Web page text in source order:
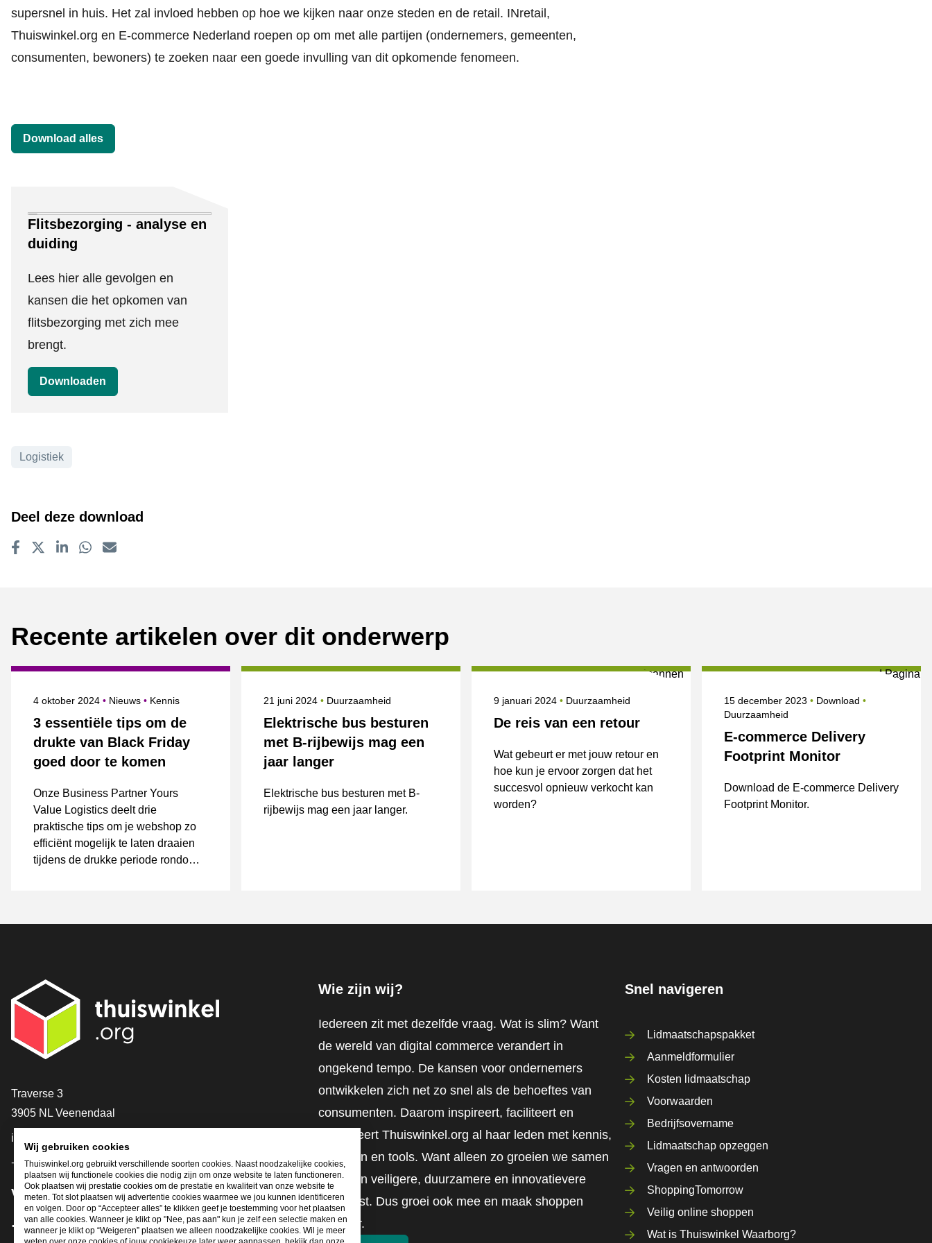
supersnel in huis. Het zal invloed hebben op hoe we kijken naar onze steden en de retail. INretail,
Thuiswinkel.org en E-commerce Nederland roepen op om met alle partijen (ondernemers, gemeenten,
consumenten, bewoners) te zoeken naar een goede invulling van dit opkomende fenomeen.
Download alles
Flitsbezorging - analyse en
duiding
Lees hier alle gevolgen en
kansen die het opkomen van
flitsbezorging met zich mee
brengt.
Downloaden
Logistiek
Deel deze download
Recente artikelen over dit onderwerp
3 essentiële tips om de
drukte van Black Friday
goed door te komen
Gepubliceerd op
4 oktober 2024 Categorie
Nieuws Onderwerpen
Kennis
Onze Business Partner Yours
Value Logistics deelt drie
praktische tips om je webshop zo
efficiënt mogelijk te laten draaien
tijdens de drukke periode rondom
Elektrische bus besturen
met B-rijbewijs mag een
jaar langer
Gepubliceerd op
21 juni 2024 Onderwerpen
Duurzaamheid
Elektrische bus besturen met B-
rijbewijs mag een jaar langer.
De reis van een retour
Gepubliceerd op
9 januari 2024 Onderwerpen
Duurzaamheid
Wat gebeurt er met jouw retour en
hoe kun je ervoor zorgen dat het
succesvol opnieuw verkocht kan
worden?
E-commerce Delivery
Footprint Monitor
Gepubliceerd op
15 december 2023 Download Onderwerpen
Duurzaamheid
Download de E-commerce Delivery
Footprint Monitor.
Contact
Traverse 3
3905 NL Veenendaal
info@thuiswinkel.org
+31 (0)318 64 85 75
Volg je ons al?
Facebook
X LinkedIn
Instagram
YouTube
Wie zijn wij?
Iedereen zit met dezelfde vraag. Wat is slim? Want
de wereld van digital commerce verandert in
ongekend tempo. De kansen voor ondernemers
ontwikkelen zich net zo snel als de behoeftes van
consumenten. Daarom inspireert, faciliteert en
mobiliseert Thuiswinkel.org al haar leden met kennis,
inzichten en tools. Want alleen zo groeien we samen
naar een veiligere, duurzamere en innovatievere
toekomst. Dus groei ook mee en maak shoppen
slimmer.
Snel navigeren
Lidmaatschapspakket
Aanmeldformulier
Kosten lidmaatschap
Voorwaarden
Bedrijfsovername
Lidmaatschap opzeggen
Vragen en antwoorden
ShoppingTomorrow
Veilig online shoppen
Wat is Thuiswinkel Waarborg?
Wij gebruiken cookies
Thuiswinkel.org gebruikt verschillende soorten cookies. Naast noodzakelijke cookies,
plaatsen wij functionele cookies die nodig zijn om onze website te laten functioneren.
Ook plaatsen wij prestatie cookies om de prestatie en kwaliteit van onze website te
meten. Tot slot plaatsen wij advertentie cookies waarmee we jou kunnen identificeren
en volgen. Door op “Accepteer alles” te klikken geef je toestemming voor het plaatsen
van alle cookies. Wanneer je klikt op "Nee, pas aan" kun je zelf een selectie maken en
wanneer je klikt op “Weigeren” plaatsen we alleen noodzakelijke cookies. Wil je meer